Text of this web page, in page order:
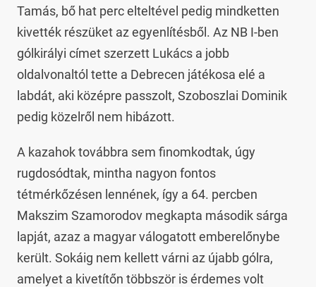
Tamás, bő hat perc elteltével pedig mindketten
kivették részüket az egyenlítésből. Az NB I-ben
gólkirályi címet szerzett Lukács a jobb
oldalvonaltól tette a Debrecen játékosa elé a
labdát, aki középre passzolt, Szoboszlai Dominik
pedig közelről nem hibázott.
A kazahok továbbra sem finomkodtak, úgy
rugdosódtak, mintha nagyon fontos
tétmérkőzésen lennének, így a 64. percben
Makszim Szamorodov megkapta második sárga
lapját, azaz a magyar válogatott emberelőnybe
került. Sokáig nem kellett várni az újabb gólra,
amelyet a kivetítőn többször is érdemes volt